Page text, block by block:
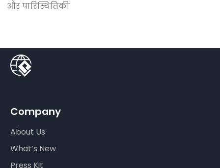
और पारिस्थितिकी
Company
About Us
What’s New
Press Kit